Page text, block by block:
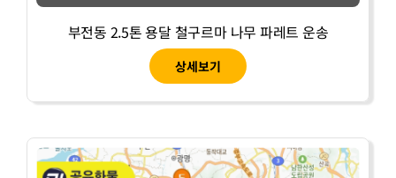
부전동 2.5톤 용달 철구르마 나무 파레트 운송
상세보기